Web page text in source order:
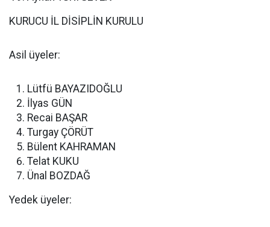
KURUCU İL DİSİPLİN KURULU
Asil üyeler:
Lütfü BAYAZIDOĞLU
İlyas GÜN
Recai BAŞAR
Turgay ÇÖRÜT
Bülent KAHRAMAN
Telat KUKU
Ünal BOZDAĞ
Yedek üyeler: